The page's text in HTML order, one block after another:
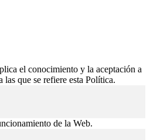
el conocimiento y la aceptación a
que se refiere esta Política.
de la Web.